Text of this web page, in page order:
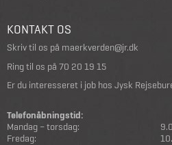
KONTAKT OS
Skriv til os på maerkverden@jr.dk
Ring til os på 70 20 19 15
Er du interesseret i job hos Jysk
Telefonåbningstid:
Mandag – torsdag:
Fredag: